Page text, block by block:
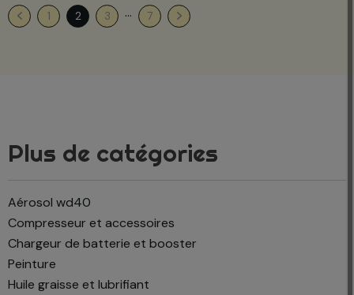
1 2 3 … 7
Plus de catégories
aérosol wd40
compresseur et accessoires
chargeur de batterie et booster
peinture
huile graisse et lubrifiant